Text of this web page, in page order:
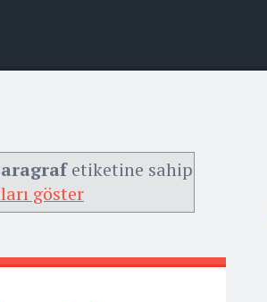
etiketine sahip
göster